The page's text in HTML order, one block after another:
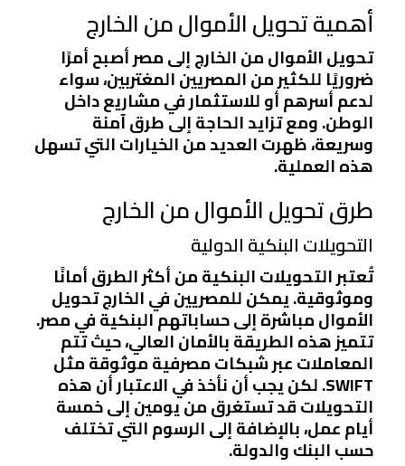
أهمية تحويل الأموال من الخارج
تحويل الأموال من الخارج إلى مصر أصبح أمرًا
ضروريًا للكثير من المصريين المغتربين، سواء
لدعم أسرهم أو للاستثمار في مشاريع داخل
الوطن. ومع تزايد الحاجة إلى طرق آمنة
وسريعة، ظهرت العديد من الخيارات التي تسهل
هذه العملية.
طرق تحويل الأموال من الخارج
التحويلات البنكية الدولية
تُعتبر التحويلات البنكية من أكثر الطرق أمانًا
وموثوقية. يمكن للمصريين في الخارج تحويل
الأموال مباشرة إلى حساباتهم البنكية في مصر.
تتميز هذه الطريقة بالأمان العالي، حيث تتم
المعاملات عبر شبكات مصرفية موثوقة مثل
SWIFT. لكن يجب أن نأخذ في الاعتبار أن هذه
التحويلات قد تستغرق من يومين إلى خمسة
أيام عمل، بالإضافة إلى الرسوم التي تختلف
حسب البنك والدولة.